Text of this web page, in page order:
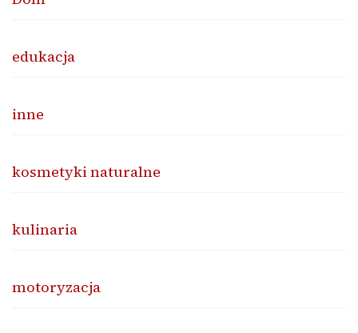
edukacja
inne
kosmetyki naturalne
kulinaria
motoryzacja